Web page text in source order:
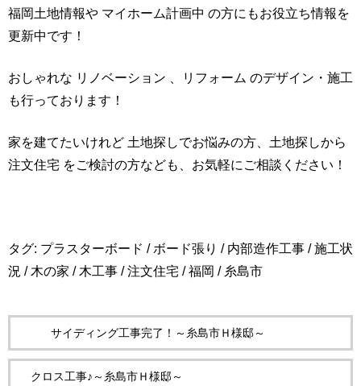
福岡土地情報や マイホーム計画中 の方にもお役立ち情報を
更新中です！
おしゃれな リノベーション 、リフォーム のデザイン・施工
も行っております！
家を建てたいけれど 土地探しでお悩みの方、土地探しから
注文住宅 をご検討の方なども、お気軽にご相談ください！
タグ: プラスターボード / ボード張り / 内部造作工事 /施工状
況 / 木の家 / 木工事 /注文住宅 /福岡 / 糸島市
サイディング工事完了！～糸島市Ｈ様邸～
クロス工事♪～糸島市Ｈ様邸～